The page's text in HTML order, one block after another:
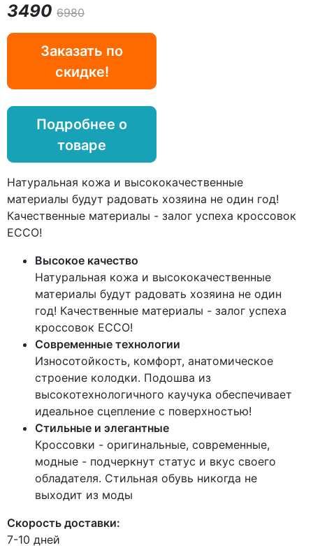
3490 6980
Заказать по
скидке!
Подробнее о
товаре
Натуральная кожа и высококачественные
материалы будут радовать хозяина не один год!
Качественные материалы - залог успеха кроссовок
ECCO!
Высокое качество
Натуральная кожа и высококачественные
материалы будут радовать хозяина не один
год! Качественные материалы - залог успеха
кроссовок ECCO!
Современные технологии
Износотойкость, комфорт, анатомическое
строение колодки. Подошва из
высокотехнологичного каучука обеспечивает
идеальное сцепление с поверхностью!
Стильные и элегантные
Кроссовки - оригинальные, современные,
модные - подчеркнут статус и вкус своего
обладателя. Стильная обувь никогда не
выходит из моды
Скорость доставки:
7-10 дней